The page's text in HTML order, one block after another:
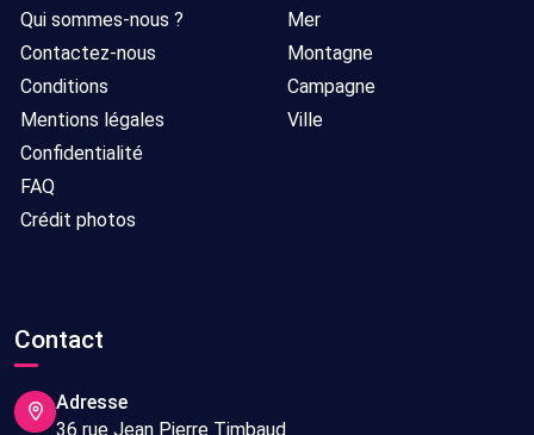
Qui sommes-nous ?
Contactez-nous
Conditions
Mentions légales
Confidentialité
FAQ
Crédit photos
Mer
Montagne
Campagne
Ville
Contact
Adresse
36 rue Jean Pierre Timbaud